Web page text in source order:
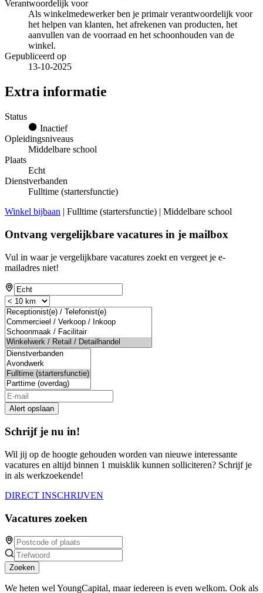
Verantwoordelijk voor
Als winkelmedewerker ben je primair verantwoordelijk voor
het helpen van klanten, het afrekenen van producten, het
aanvullen van de voorraad en het schoonhouden van de
winkel.
Gepubliceerd op
13-10-2025
Extra informatie
Status
Inactief
Opleidingsniveaus
Middelbare school
Plaats
Echt
Dienstverbanden
Fulltime (startersfunctie)
Winkel bijbaan | Fulltime (startersfunctie) | Middelbare school
Ontvang vergelijkbare vacatures in je mailbox
Vul in waar je vergelijkbare vacatures zoekt en vergeet je e-
mailadres niet!
If
you
are
a
human,
ignore
this
field
Alert opslaan
Schrijf je nu in!
Wil jij op de hoogte gehouden worden van nieuwe interessante
vacatures en altijd binnen 1 muisklik kunnen solliciteren? Schrijf je
in als werkzoekende!
DIRECT INSCHRIJVEN
Vacatures zoeken
Zoeken
We heten wel YoungCapital, maar iedereen is even welkom. Ook als